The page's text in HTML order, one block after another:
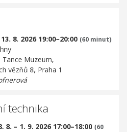
8. 2026 19:00–20:00 (60 minut)
Tance Muzeum,
vězňů 8, Praha 1
technika
8. – 1. 9. 2026 17:00–18:00 (60